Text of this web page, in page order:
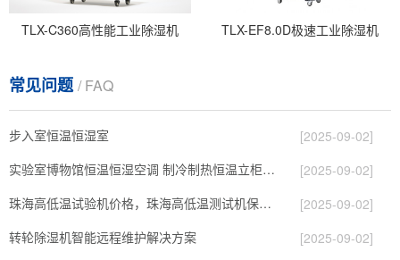
TLX-C360高性能工业除湿机 TLX-EF8.0D极速工业除湿机
常见问题/ FAQ
步入室恒温恒湿室
[2025-09-02]
实验室博物馆恒温恒湿空调 制冷制热恒温立柜式空调
[2025-09-02]
珠海高低温试验机价格，珠海高低温测试机保养方法，珠海高低温循环箱生产厂家
[2025-09-02]
转轮除湿机智能远程维护解决方案
[2025-09-02]